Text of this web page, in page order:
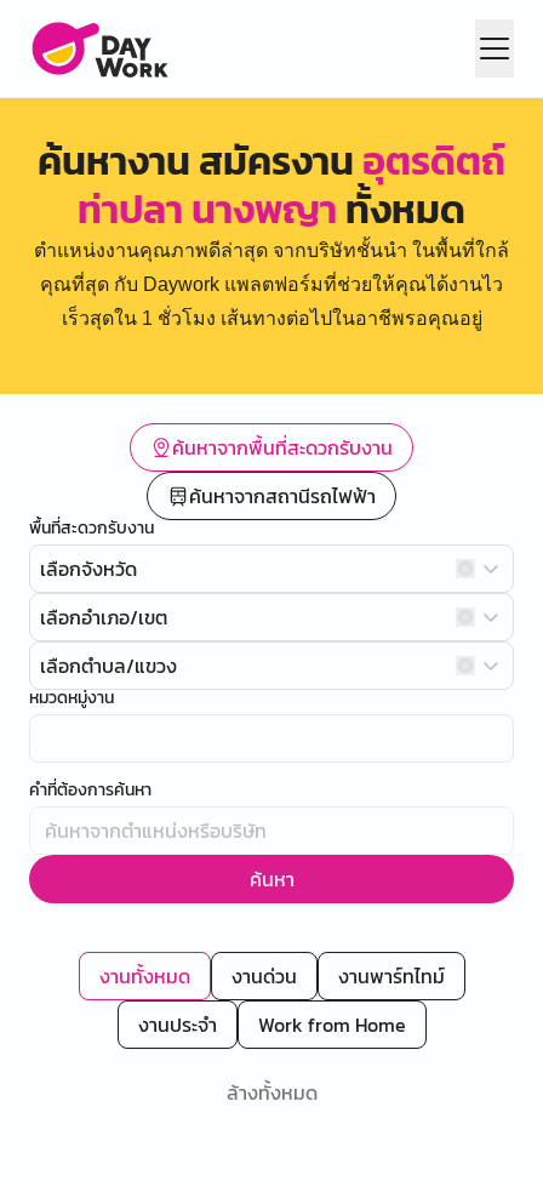
ค้นหางาน สมัครงานอุตรดิตถ์
ท่าปลา นางพญาทั้งหมด
ตำแหน่งงานคุณภาพดีล่าสุด จากบริษัทชั้นนำ ในพื้นที่ใกล้
คุณที่สุด กับ Daywork แพลตฟอร์มที่ช่วยให้คุณได้งานไว
เร็วสุดใน 1 ชั่วโมง เส้นทางต่อไปในอาชีพรอคุณอยู่
ค้นหาจากพื้นที่สะดวกรับงาน
ค้นหาจากสถานีรถไฟฟ้า
พื้นที่สะดวกรับงาน
เลือกจังหวัด
เลือกอำเภอ/เขต
เลือกตำบล/แขวง
หมวดหมู่งาน
คำที่ต้องการค้นหา
ค้นหา
งานทั้งหมด งานด่วน
งานพาร์ทไทม์
งานประจำ
Work from Home
ล้างทั้งหมด